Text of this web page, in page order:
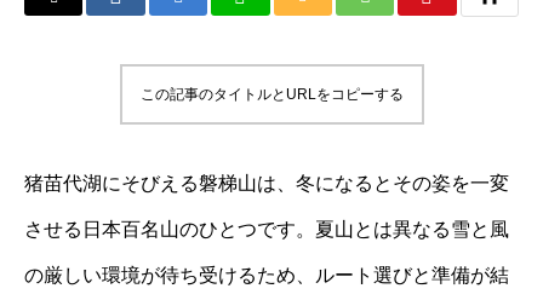
この記事のタイトルとURLをコピーする
猪苗代湖にそびえる磐梯山は、冬になるとその姿を一変
させる日本百名山のひとつです。夏山とは異なる雪と風
の厳しい環境が待ち受けるため、ルート選びと準備が結